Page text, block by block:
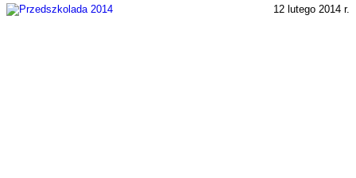
12 lutego 2014 r.